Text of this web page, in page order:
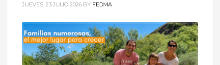
JUEVES, 23 JULIO 2026 BY FEDMA